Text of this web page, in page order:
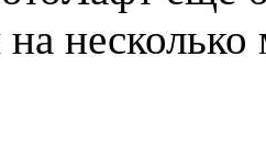
на несколько